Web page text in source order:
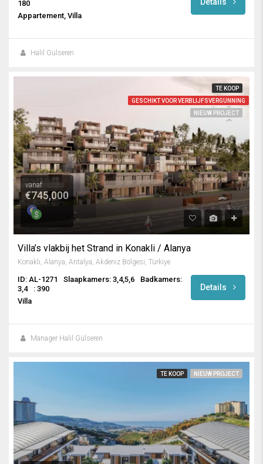
180
Appartement, Villa
Halil Gülseren
TE KOOP
GESCHIKT VOOR VERBLIJFSVERGUNNING
NIEUW PROJECT
vanaf
€745,000
Villa’s vlakbij het Strand in Konakli / Alanya
Konaklı, Alanya, Antalya, Akdeniz Bölgesi, Türkiye
ID: AL-1271 Slaapkamers: 3,4,5,6
Badkamers:
3,4
: 390
Villa
Details
Manager Halil Gülseren
TE KOOP NIEUW PROJECT